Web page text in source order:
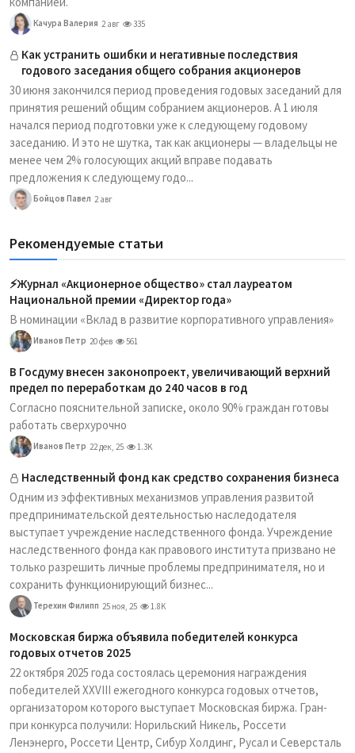
Качура Валерия 2 авг 335
Как устранить ошибки и негативные последствия
годового заседания общего собрания акционеров
30 июня закончился период проведения годовых заседаний для
принятия решений общим собранием акционеров. А 1 июля
начался период подготовки уже к следующему годовому
заседанию. И это не шутка, так как акционеры — владельцы не
менее чем 2% голосующих акций вправе подавать
предложения к следующему годо...
Бойцов Павел 2 авг
Рекомендуемые статьи
⚡️Журнал «Акционерное общество» стал лауреатом
Национальной премии «Директор года»
В номинации «Вклад в развитие корпоративного управления»
Иванов Петр 20 фев 561
В Госдуму внесен законопроект, увеличивающий верхний
предел по переработкам до 240 часов в год
Согласно пояснительной записке, около 90% граждан готовы
работать сверхурочно
Иванов Петр 22 дек, 25 1.3K
Наследственный фонд как средство сохранения бизнеса
Одним из эффективных механизмов управления развитой
предпринимательской деятельностью наследодателя
выступает учреждение наследственного фонда. Учреждение
наследственного фонда как правового института призвано не
только разрешить личные проблемы предпринимателя, но и
сохранить функционирующий бизнес...
Терехин Филипп 25 ноя, 25 1.8K
Московская биржа объявила победителей конкурса
годовых отчетов 2025
22 октября 2025 года состоялась церемония награждения
победителей XXVIII ежегодного конкурса годовых отчетов,
организатором которого выступает Московская биржа. Гран-
при конкурса получили: Норильский Никель, Россети
Ленэнерго, Россети Центр, Сибур Холдинг, Русал и Северсталь